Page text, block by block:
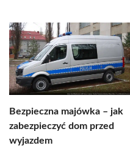
Bezpieczna majówka – jak
zabezpieczyć dom przed
wyjazdem